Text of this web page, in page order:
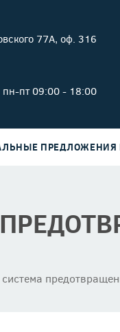
77А, оф. 316
пн-пт 09:00 - 18:00
ПРЕДЛОЖЕНИЯ